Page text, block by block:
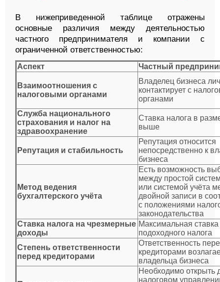
В нижеприведенной таблице отражены
основные различия между деятельностью
частного предпринимателя и компании с
ограниченной ответственностью:
Аспект Частный
Взаимоотношения с
налоговыми органами
Владелец бизнеса
контактирует с
органами
Служба национального
страхования и налог на
здравоохранение
Ставка налога в
выше
Репутация и стабильность
Репутация относится
непосредственно к
бизнеса
Метод ведения
бухгалтерского учёта
Есть возможность
между простой
или системой учёта
двойной записи в
с положениями
законодательства
Ставка налога на чрезмерные
доходы
Максимальная ставка
подоходного налога
Степень ответственности
перед кредиторами
Ответственность
кредиторами
владельца бизнеса
Необходимо открыть
налоговом